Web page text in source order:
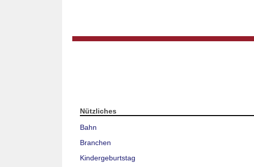
Nützliches
Bahn
Branchen
Kindergeburtstag